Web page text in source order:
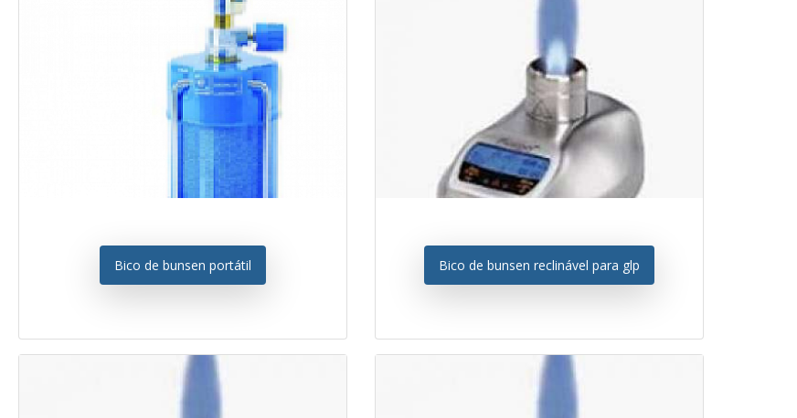
Bico de bunsen portátil Bico de bunsen reclinável para glp